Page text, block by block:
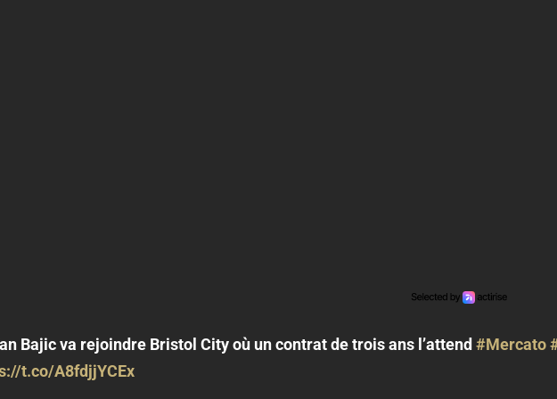
Bajic va rejoindre Bristol City où un contrat de trois ans l’attend #Mercato
t.co/A8fdjjYCEx